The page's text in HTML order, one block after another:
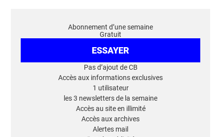
Abonnement d’une semaine
Gratuit
ESSAYER
Pas d’ajout de CB
Accès aux informations exclusives
1 utilisateur
les 3 newsletters de la semaine
Accès au site en illimité
Accès aux archives
Alertes mail